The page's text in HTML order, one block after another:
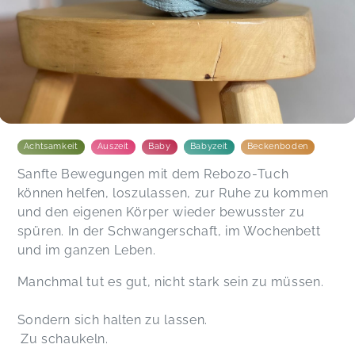
Achtsamkeit Auszeit Baby Babyzeit Beckenboden
Sanfte Bewegungen mit dem Rebozo-Tuch
können helfen, loszulassen, zur Ruhe zu kommen
und den eigenen Körper wieder bewusster zu
spüren. In der Schwangerschaft, im Wochenbett
und im ganzen Leben.
Manchmal tut es gut, nicht stark sein zu müssen.
Sondern sich halten zu lassen.
Zu schaukeln.